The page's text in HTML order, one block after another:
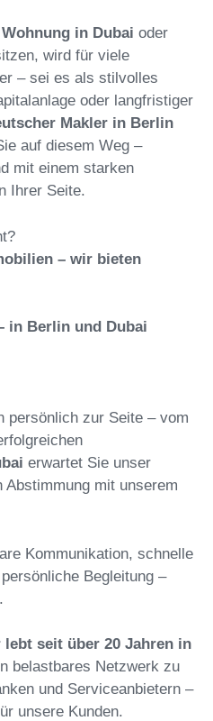
Wohnung in Dubai oder
wird für viele
– sei es als stilvolles
oder langfristiger
Makler in Berlin
auf diesem Weg –
mit einem starken
Ihrer Seite.
– wir bieten
in Berlin und Dubai
persönlich zur Seite – vom
erwartet Sie unser
Abstimmung mit unserem
Kommunikation, schnelle
Begleitung –
lebt seit über 20 Jahren in
belastbares Netzwerk zu
und Serviceanbietern –
unsere Kunden.